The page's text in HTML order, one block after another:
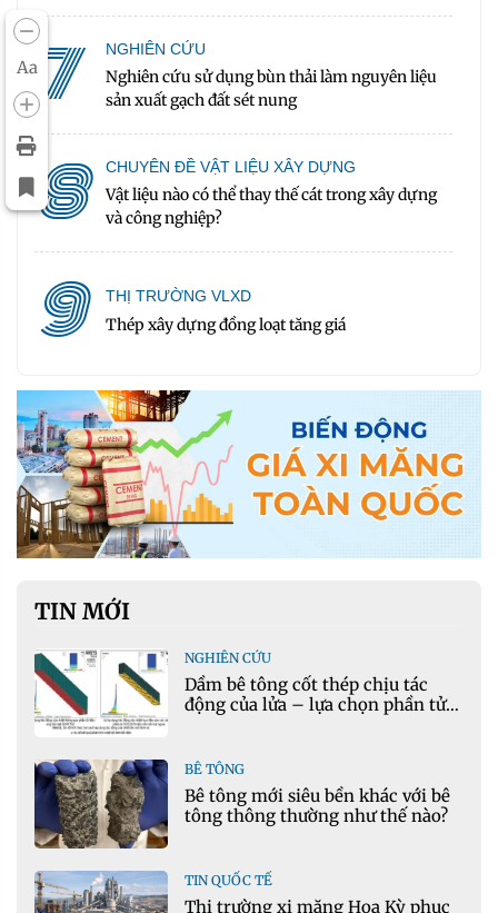
Aa7 NGHIÊN CỨU
Nghiên cứu sử dụng bùn thải làm nguyên liệu
sản xuất gạch đất sét nung
8 CHUYÊN ĐỀ VẬT LIỆU XÂY DỰNG
Vật liệu nào có thể thay thế cát trong xây dựng
và công nghiệp?
9 THỊ TRƯỜNG VLXD
Thép xây dựng đồng loạt tăng giá
TIN MỚI
NGHIÊN CỨU
Dầm bê tông cốt thép chịu tác
động của lửa – lựa chọn phần tử
BÊ TÔNG
Bê tông mới siêu bền khác với bê
tông thông thường như thế nào?
TIN QUỐC TẾ
Thị trường xi măng Hoa Kỳ phục